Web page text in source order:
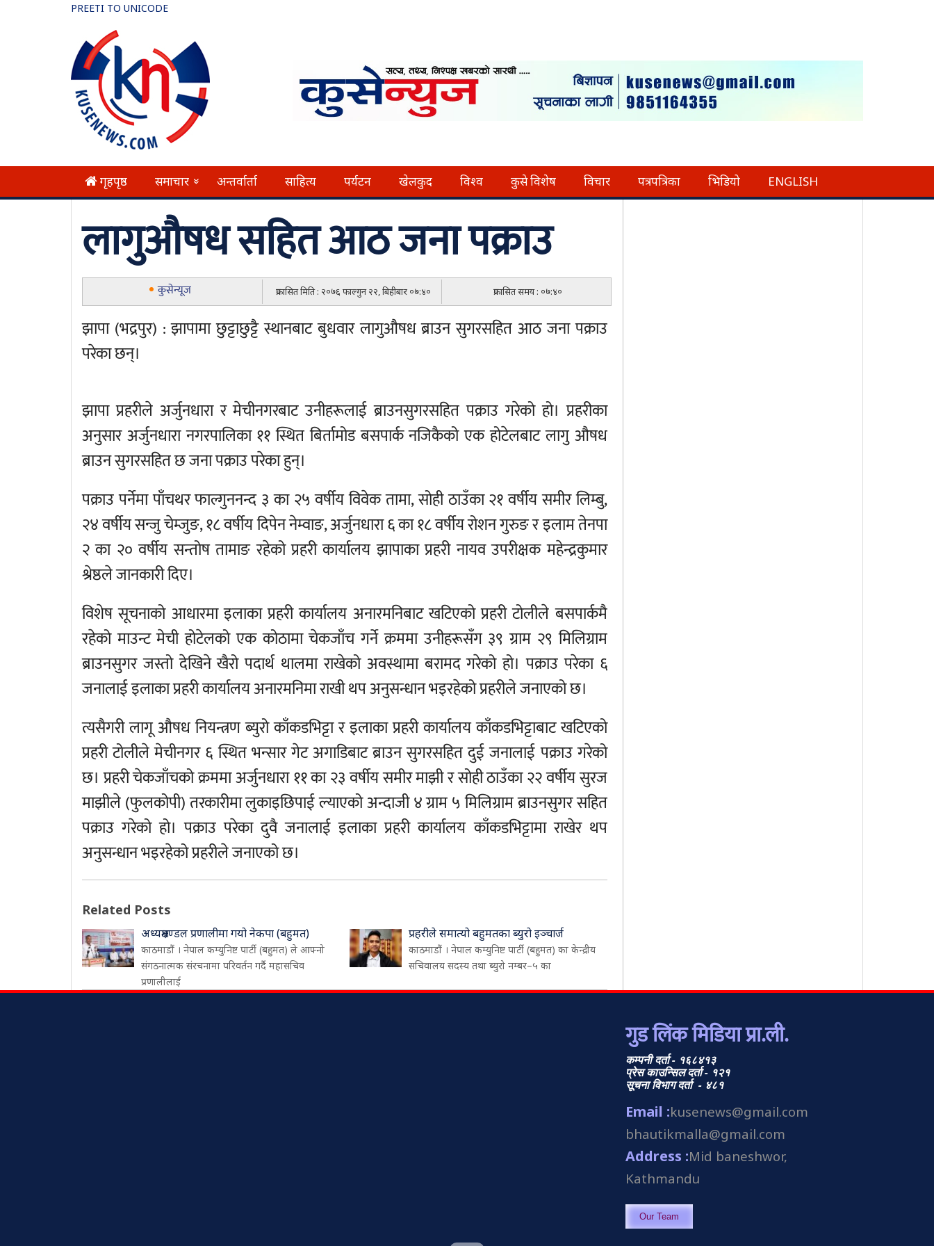
PREETI TO UNICODE
गृहपृष्ठ समाचार » अन्तर्वार्ता साहित्य पर्यटन खेलकुद विश्व कुसे विशेष विचार पत्रपत्रिका भिडियो ENGLISH
लागुऔषध सहित आठ जना पक्राउ
कुसेन्यूज प्रकासित मिति : २०७६ फाल्गुन २२, बिहीबार ०७:४० प्रकासित समय : ०७:४०
झापा (भद्रपुर) : झापामा छुट्टाछुट्टै स्थानबाट बुधवार लागुऔषध ब्राउन सुगरसहित आठ जना पक्राउ
परेका छन्।
झापा प्रहरीले अर्जुनधारा र मेचीनगरबाट उनीहरूलाई ब्राउनसुगरसहित पक्राउ गरेको हो। प्रहरीका
अनुसार अर्जुनधारा नगरपालिका ११ स्थित बिर्तामोड बसपार्क नजिकैको एक होटेलबाट लागु औषध
ब्राउन सुगरसहित छ जना पक्राउ परेका हुन्‌।
पक्राउ पर्नेमा पाँचथर फाल्गुननन्द ३ का २५ वर्षीय विवेक तामा, सोही ठाउँका २१ वर्षीय समीर लिम्बु,
२४ वर्षीय सन्जु चेम्जुङ, १८ वर्षीय दिपेन नेम्वाङ, अर्जुनधारा ६ का १८ वर्षीय रोशन गुरुङ र इलाम तेनपा
२ का २० वर्षीय सन्तोष तामाङ रहेको प्रहरी कार्यालय झापाका प्रहरी नायव उपरीक्षक महेन्द्रकुमार
श्रेष्ठले जानकारी दिए।
विशेष सूचनाको आधारमा इलाका प्रहरी कार्यालय अनारमनिबाट खटिएको प्रहरी टोलीले बसपार्कमै
रहेको माउन्ट मेची होटेलको एक कोठामा चेकजाँच गर्ने क्रममा उनीहरूसँग ३९ ग्राम २९ मिलिग्राम
ब्राउनसुगर जस्तो देखिने खैरो पदार्थ थालमा राखेको अवस्थामा बरामद गरेको हो। पक्राउ परेका ६
जनालाई इलाका प्रहरी कार्यालय अनारमनिमा राखी थप अनुसन्धान भइरहेको प्रहरीले जनाएको छ।
त्यसैगरी लागू औषध नियन्त्रण ब्युरो काँकडभिट्टा र इलाका प्रहरी कार्यालय काँकडभिट्टाबाट खटिएको
प्रहरी टोलीले मेचीनगर ६ स्थित भन्सार गेट अगाडिबाट ब्राउन सुगरसहित दुई जनालाई पक्राउ गरेको
छ। प्रहरी चेकजाँचको क्रममा अर्जुनधारा ११ का २३ वर्षीय समीर माझी र सोही ठाउँका २२ वर्षीय सुरज
माझीले (फुलकोपी) तरकारीमा लुकाइछिपाई ल्याएको अन्दाजी ४ ग्राम ५ मिलिग्राम ब्राउनसुगर सहित
पक्राउ गरेको हो। पक्राउ परेका दुवै जनालाई इलाका प्रहरी कार्यालय काँकडभिट्टामा राखेर थप
अनुसन्धान भइरहेको प्रहरीले जनाएको छ।
Related Posts
अध्यक्षमण्डल प्रणालीमा गयो नेकपा (बहुमत)
काठमाडौं । नेपाल कम्युनिष्ट पार्टी (बहुमत) ले आफ्नो
संगठनात्मक संरचनामा परिवर्तन गर्दै महासचिव
प्रणालीलाई
प्रहरीले समात्यो बहुमतका ब्युरो इञ्चार्ज
काठमाडौं । नेपाल कम्युनिष्ट पार्टी (बहुमत) का केन्द्रीय
सचिवालय सदस्य तथा ब्युरो नम्बर–५ का
गुड लिंक मिडिया प्रा.ली.
कम्पनी दर्ता - १६८४१३
प्रेस काउन्सिल दर्ता - १२१
सूचना विभाग दर्ता - ४८१
Email :kusenews@gmail.com
bhautikmalla@gmail.com
Address :Mid baneshwor,
Kathmandu
Our Team